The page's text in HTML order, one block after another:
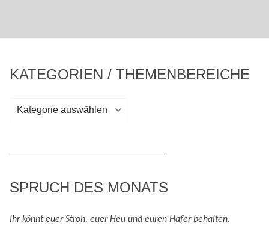
KATEGORIEN / THEMENBEREICHE
Kategorien
SPRUCH DES MONATS
Ihr könnt euer Stroh, euer Heu und euren Hafer behalten.